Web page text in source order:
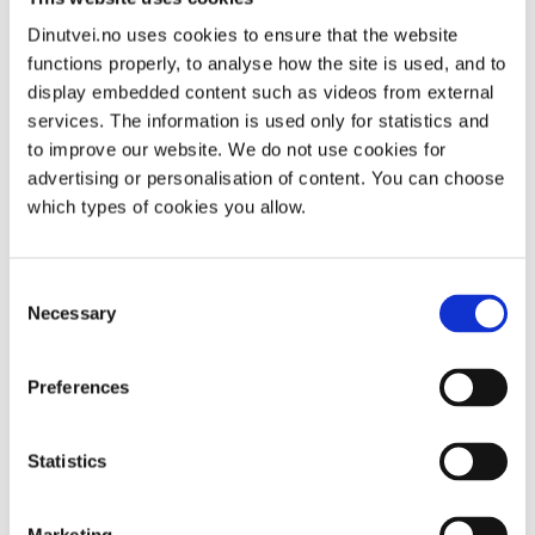
Dinutvei.no uses cookies to ensure that the website
functions properly, to analyse how the site is used, and to
display embedded content such as videos from external
services. The information is used only for statistics and
to improve our website. We do not use cookies for
advertising or personalisation of content. You can choose
which types of cookies you allow.
Selection
Necessary
Preferences
Statistics
شاهد مقطع فيديو حول ما ستشهده عند زيارة عيادة طب
نفسي خارجية محلية: